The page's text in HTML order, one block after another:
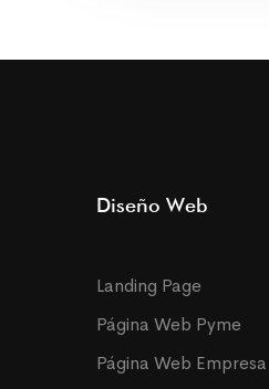
Diseño Web
Landing Page
Página Web Pyme
Página Web Empresa